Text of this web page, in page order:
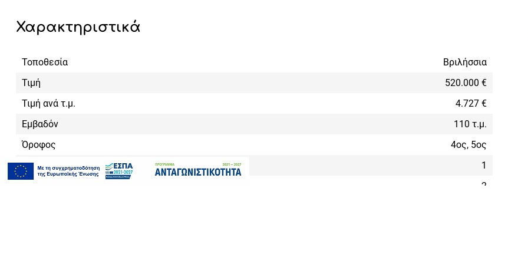
Χαρακτηριστικά
Τοποθεσία
Βριλήσσια
Τιμή
520.000 €
Τιμή ανά τ.μ.
4.727 €
Εμβαδόν
110 τ.μ.
Όροφος
4ος, 5ος
Κουζίνες
1
2